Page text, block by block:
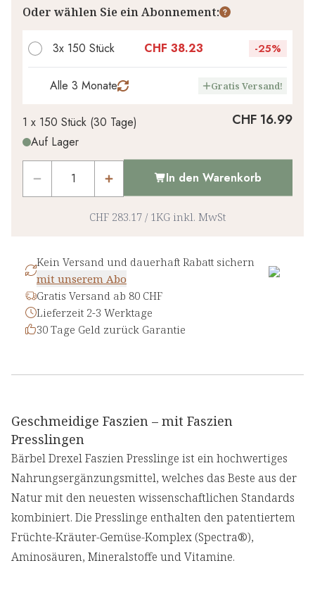
Ihr persönlicher Rabatt
1 CHF 0.00
Oder wählen Sie ein Abonnement:
3x 150 Stück CHF 38.23 -25%
Alle 3 Monate Gratis Versand!
1 x 150 Stück (30 Tage)
Auf Lager
CHF 16.99
In den Warenkorb
CHF 283.17 / 1KG inkl. MwSt
Kein Versand und dauerhaft Rabatt sichern
mit unserem Abo
Gratis Versand ab 80 CHF
Lieferzeit 2-3 Werktage
30 Tage Geld zurück Garantie
Geschmeidige Faszien – mit Faszien
Presslingen
Bärbel Drexel Faszien Presslinge ist ein hochwertiges
Nahrungsergänzungsmittel, welches das Beste aus der
Natur mit den neuesten wissenschaftlichen Standards
kombiniert. Die Presslinge enthalten den patentiertem
Früchte-Kräuter-Gemüse-Komplex (Spectra®),
Aminosäuren, Mineralstoffe und Vitamine.